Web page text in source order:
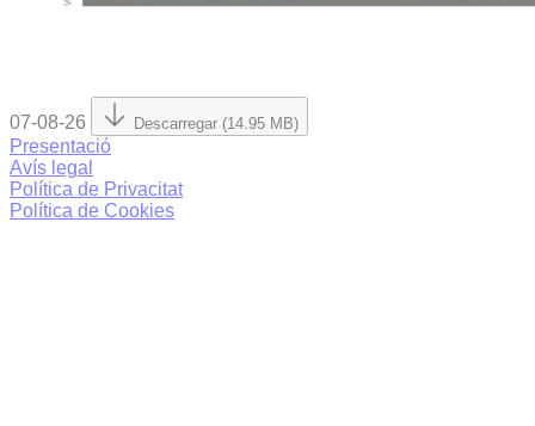
07-08-26 Descarregar (14.95 MB)
Presentació
Avís legal
Política de Privacitat
Política de Cookies